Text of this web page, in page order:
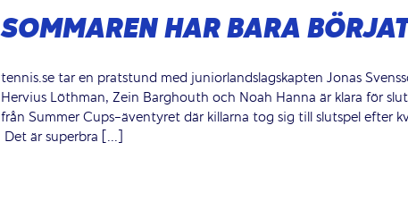
SOMMAREN HAR BARA
tennis.se tar en pratstund med juniorlandslagskapten Jonas
Hervius Löthman, Zein Barghouth och Noah Hanna är klara för
från Summer Cups-äventyret där killarna tog sig till slutspel efter
Det är superbra [...]